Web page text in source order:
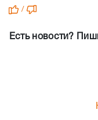
/
Есть новости?